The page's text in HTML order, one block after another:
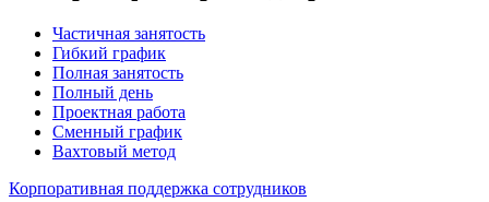
Частичная занятость
Гибкий график
Полная занятость
Полный день
Проектная работа
Сменный график
Вахтовый метод
Корпоративная поддержка сотрудников